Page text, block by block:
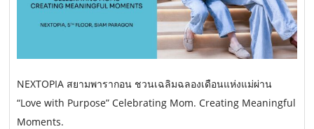
NEXTOPIA สยามพารากอน ชวนเฉลิมฉลองเดือนแห่งแม่ผ่าน
“Love with Purpose” Celebrating Mom. Creating Meaningful
Moments.